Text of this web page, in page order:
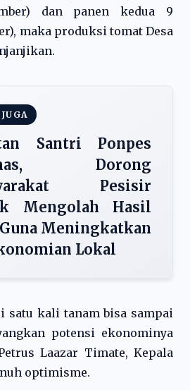
dan panen kedua 9
maka produksi tomat Desa
Santri Ponpes
Dorong
Pesisir
Mengolah Hasil
Meningkatkan
Lokal
satu kali tanam bisa sampai
potensi ekonominya
Laazar Timate, Kepala
optimisme.